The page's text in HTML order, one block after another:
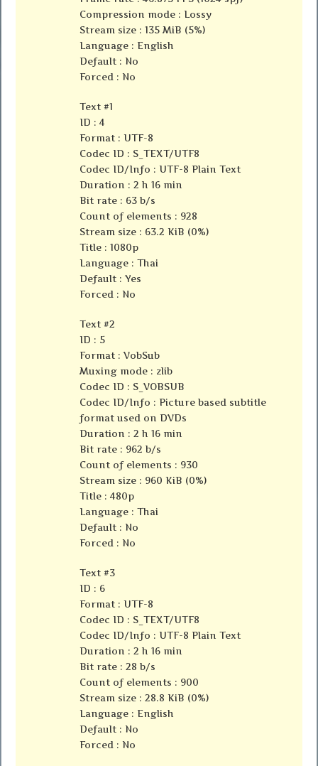
Compression mode : Lossy
Stream size : 135 MiB (5%)
Language : English
Default : No
Forced : No
Text #1
ID : 4
Format : UTF-8
Codec ID : S_TEXT/UTF8
Codec ID/Info : UTF-8 Plain Text
Duration : 2 h 16 min
Bit rate : 63 b/s
Count of elements : 928
Stream size : 63.2 KiB (0%)
Title : 1080p
Language : Thai
Default : Yes
Forced : No
Text #2
ID : 5
Format : VobSub
Muxing mode : zlib
Codec ID : S_VOBSUB
Codec ID/Info : Picture based subtitle
format used on DVDs
Duration : 2 h 16 min
Bit rate : 962 b/s
Count of elements : 930
Stream size : 960 KiB (0%)
Title : 480p
Language : Thai
Default : No
Forced : No
Text #3
ID : 6
Format : UTF-8
Codec ID : S_TEXT/UTF8
Codec ID/Info : UTF-8 Plain Text
Duration : 2 h 16 min
Bit rate : 28 b/s
Count of elements : 900
Stream size : 28.8 KiB (0%)
Language : English
Default : No
Forced : No